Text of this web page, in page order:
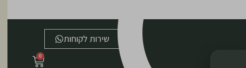
0
שירות לקוחות